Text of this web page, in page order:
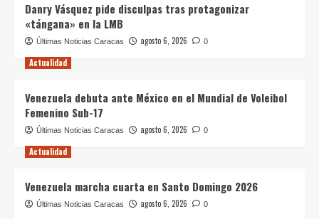
Danry Vásquez pide disculpas tras protagonizar
«tángana» en la LMB
Últimas Noticias Caracas agosto 6, 2026 0
Actualidad
Venezuela debuta ante México en el Mundial de Voleibol
Femenino Sub-17
Últimas Noticias Caracas agosto 6, 2026 0
Actualidad
Venezuela marcha cuarta en Santo Domingo 2026
Últimas Noticias Caracas agosto 6, 2026 0